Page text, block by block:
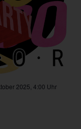
2025, 4:00 Uhr